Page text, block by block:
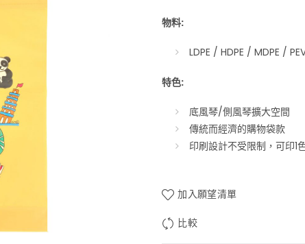
物料:
LDPE / HDPE / MDPE /
特色:
底風琴/側風琴擴大空間
傳統而經濟的購物袋款
印刷設計不受限制，可印1
加入願望清單
比較